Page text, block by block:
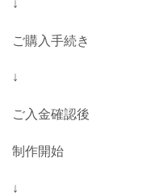
ご購入手続き
↓
ご入金確認後
制作開始
↓